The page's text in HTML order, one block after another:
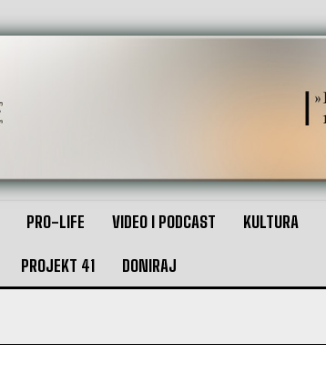
PRO-LIFE VIDEO I PODCAST KULTURA
PROJEKT 41 DONIRAJ